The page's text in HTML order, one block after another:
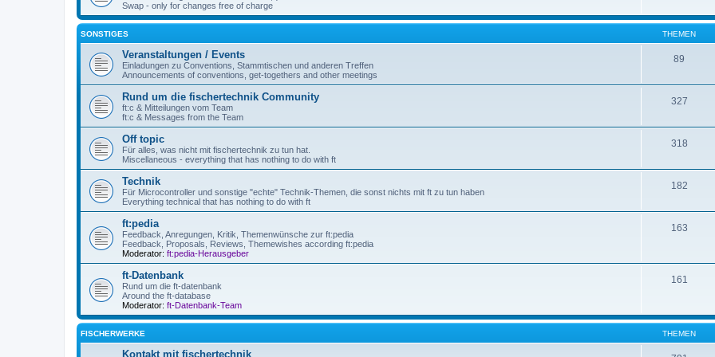
Swap - only for changes free of charge
SONSTIGES THEMEN
Veranstaltungen / Events
Einladungen zu Conventions, Stammtischen und anderen Treffen
Announcements of conventions, get-togethers and other meetings
89
Rund um die fischertechnik Community
ft:c & Mitteilungen vom Team
ft:c & Messages from the Team
327
Off topic
Für alles, was nicht mit fischertechnik zu tun hat.
Miscellaneous - everything that has nothing to do with ft
318
Technik
Für Microcontroller und sonstige "echte" Technik-Themen, die sonst nichts mit ft zu tun haben
Everything technical that has nothing to do with ft
182
ft:pedia
Feedback, Anregungen, Kritik, Themenwünsche zur ft:pedia
Feedback, Proposals, Reviews, Themewishes according ft:pedia
Moderator: ft:pedia-Herausgeber
163
ft-Datenbank
Rund um die ft-datenbank
Around the ft-database
Moderator: ft-Datenbank-Team
161
FISCHERWERKE THEMEN
Kontakt mit fischertechnik